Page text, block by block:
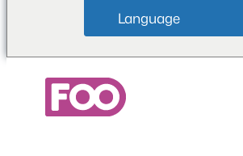
Language